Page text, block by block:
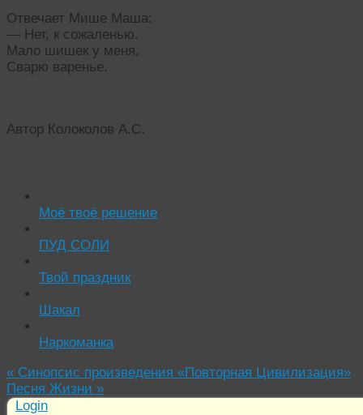
Отвечает Мише Маша:
— Нет, к сожаленью.
Мало шишек у меня,
Сварю варенье.
Автор Колоколов А.С.
Моё твоё решение
ПУД СОЛИ
Твой праздник
Шакал
Наркоманка
« Синопсис произведения «Повторная Цивилизация»
Песня Жизни »
Login